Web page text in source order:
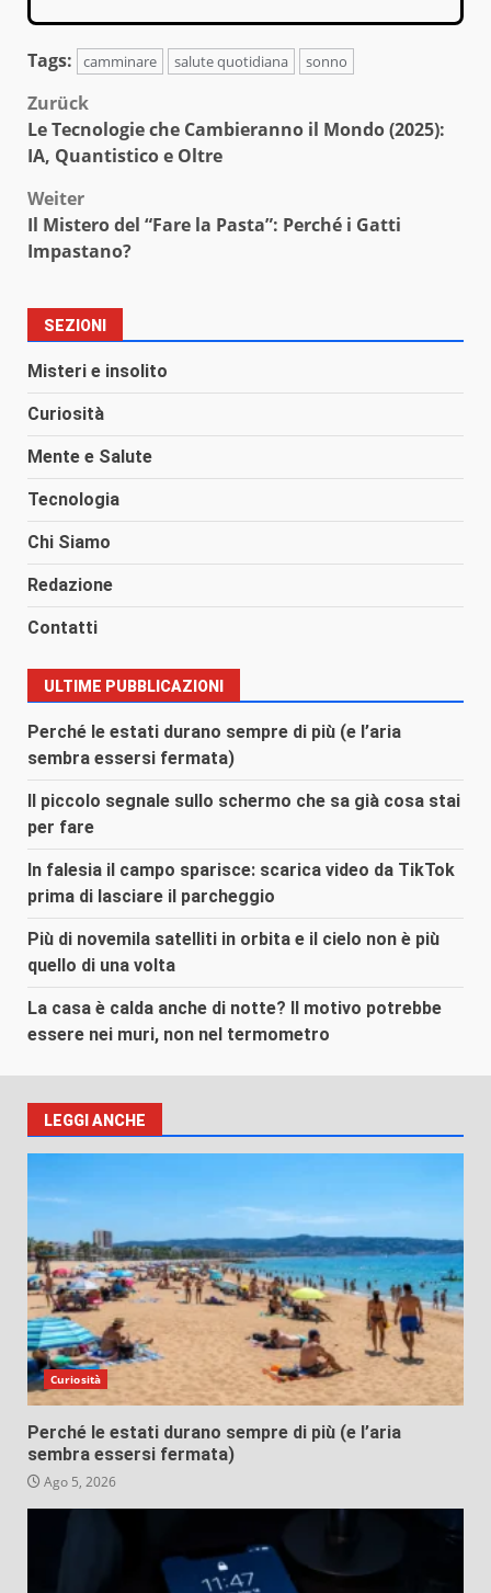
Tags: camminare salute quotidiana sonno
Beitragsnavigation
Zurück
Le Tecnologie che Cambieranno il Mondo (2025):
IA, Quantistico e Oltre
Weiter
Il Mistero del “Fare la Pasta”: Perché i Gatti
Impastano?
SEZIONI
Misteri e insolito
Curiosità
Mente e Salute
Tecnologia
Chi Siamo
Redazione
Contatti
ULTIME PUBBLICAZIONI
Perché le estati durano sempre di più (e l’aria
sembra essersi fermata)
Il piccolo segnale sullo schermo che sa già cosa stai
per fare
In falesia il campo sparisce: scarica video da TikTok
prima di lasciare il parcheggio
Più di novemila satelliti in orbita e il cielo non è più
quello di una volta
La casa è calda anche di notte? Il motivo potrebbe
essere nei muri, non nel termometro
LEGGI ANCHE
Curiosità
Perché le estati durano sempre di più (e l’aria
sembra essersi fermata)
Ago 5, 2026